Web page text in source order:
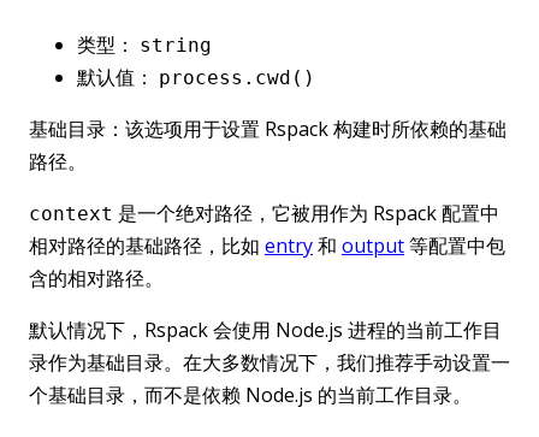
类型： string
默认值： process.cwd()
基础目录：该选项用于设置 Rspack 构建时所依赖的基础
路径。
context 是一个绝对路径，它被用作为 Rspack 配置中
相对路径的基础路径，比如 entry和 output等配置中包
含的相对路径。
默认情况下，Rspack 会使用 Node.js 进程的当前工作目
录作为基础目录。在大多数情况下，我们推荐手动设置一
个基础目录，而不是依赖 Node.js 的当前工作目录。